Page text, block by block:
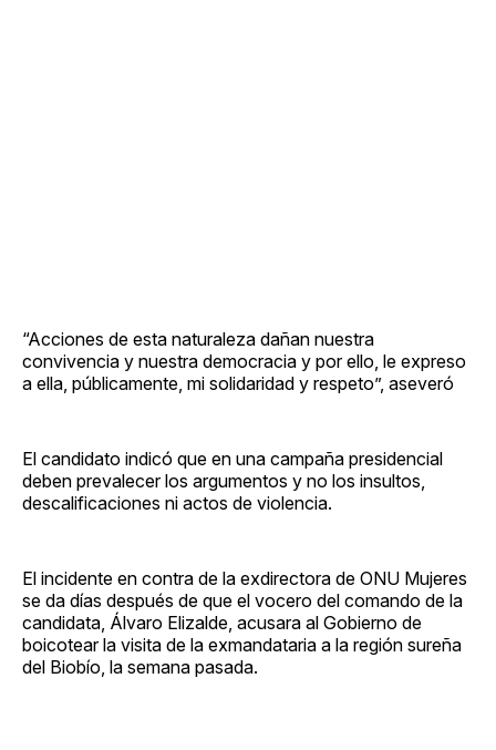
“Acciones de esta naturaleza dañan nuestra
convivencia y nuestra democracia y por ello, le expreso
a ella, públicamente, mi solidaridad y respeto”, aseveró
El candidato indicó que en una campaña presidencial
deben prevalecer los argumentos y no los insultos,
descalificaciones ni actos de violencia.
El incidente en contra de la exdirectora de ONU Mujeres
se da días después de que el vocero del comando de la
candidata, Álvaro Elizalde, acusara al Gobierno de
boicotear la visita de la exmandataria a la región sureña
del Biobío, la semana pasada.